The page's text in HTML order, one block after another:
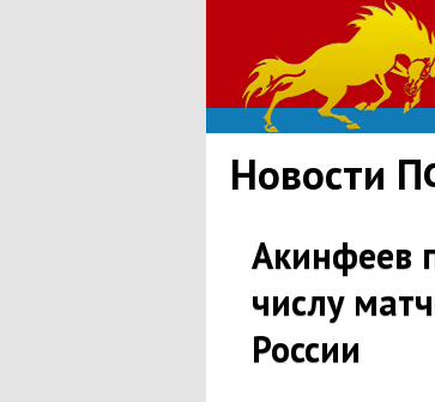
Новости
Акинфеев
числу
России